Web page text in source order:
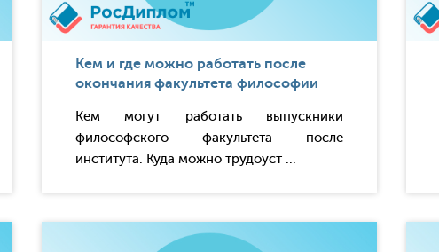
Кем и где можно работать после
окончания факультета философии
Кем могут работать выпускники
философского факультета после
института. Куда можно трудоуст ...